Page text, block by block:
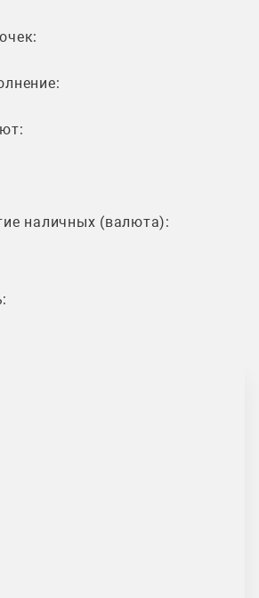
наличных (валюта):